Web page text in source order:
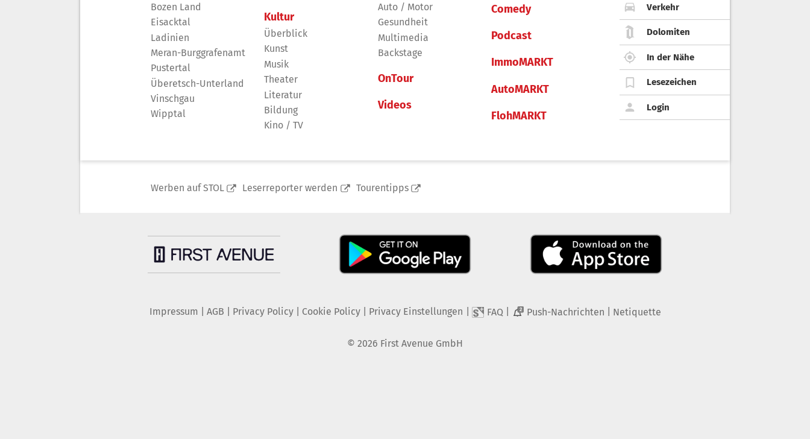
Bozen Land
Eisacktal
Ladinien
Meran-Burggrafenamt
Pustertal
Überetsch-Unterland
Vinschgau
Wipptal
Kultur
Überblick
Kunst
Musik
Theater
Literatur
Bildung
Kino / TV
Auto / Motor
Gesundheit
Multimedia
Backstage
OnTour
Videos
Comedy
Podcast
ImmoMARKT
AutoMARKT
FlohMARKT
Verkehr
Dolomiten
In der Nähe
Lesezeichen
Login
Werben auf STOL Leserreporter werden Tourentipps
Impressum AGB Privacy Policy| Cookie Policy| Privacy Einstellungen FAQ 2 Push-Nachrichten Netiquette
© 2026 First Avenue GmbH